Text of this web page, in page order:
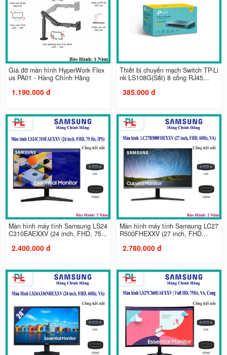
Giá đỡ màn hình HyperWork Flex
us PA01 - Hàng Chính Hãng
1.190.000 đ
Thiết bị chuyển mạch Switch TP-Li
nk LS108G(Sắt) 8 cổng RJ45...
385.000 đ
Màn hình máy tính Samsung LS24
C310EAEXXV (24 inch, FHD, 75...
2.400.000 đ
Màn hình máy tính Samsung LC27
R500FHEXXV (27 inch, FHD...
2.780.000 đ